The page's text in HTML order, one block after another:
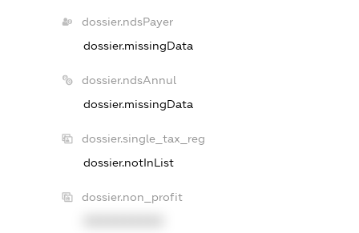
dossier.ndsPayer
dossier.missingData
dossier.ndsAnnul
dossier.missingData
dossier.single_tax_reg
dossier.notInList
dossier.non_profit